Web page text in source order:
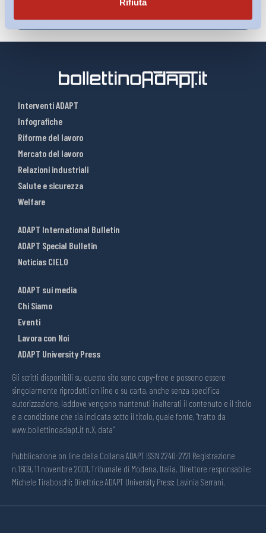
Rifiuta
Interventi ADAPT
Infografiche
Riforme del lavoro
Mercato del lavoro
Relazioni industriali
Salute e sicurezza
Welfare
ADAPT International Bulletin
ADAPT Special Bulletin
Noticias CIELO
ADAPT sui media
Chi Siamo
Eventi
Lavora con Noi
ADAPT University Press
Gli scritti disponibili su questo sito sono copy-free e possono essere
singolarmente riprodotti on line o su carta, anche senza specifica
autorizzazione, laddove vengano mantenuti inalterati il contenuto e il titolo
e a condizione che sia indicata sotto il titolo, quale fonte, “tratto da
www.bollettinoadapt.it n.X, data“
Pubblicazione on line della Collana ADAPT ISSN 2240-2721 Registrazione
n.1609, 11 novembre 2001, Tribunale di Modena, Italia. Direttore responsabile:
Michele Tiraboschi; Direttrice ADAPT University Press: Lavinia Serrani.